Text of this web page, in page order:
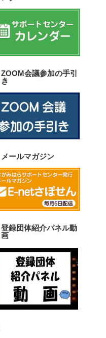
ZOOM会議参加の手引
き
メールマガジン
登録団体紹介パネル動
画